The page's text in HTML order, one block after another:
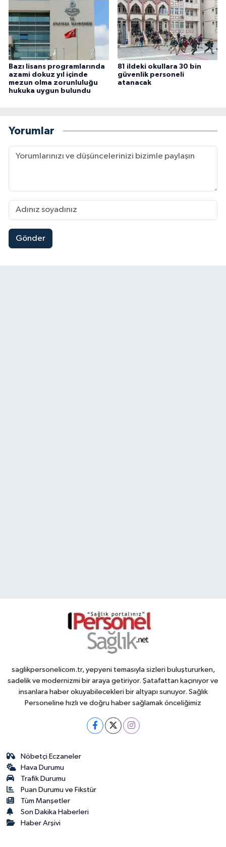
Bazı lisans programlarında
azami dokuz yıl içinde
mezun olma zorunluluğu
hukuka uygun bulundu
81 ildeki okullara 30 bin
güvenlik personeli
atanacak
Yorumlar
Gönder
saglikpersonelicom.tr, yepyeni temasıyla sizleri buluştururken,
sadelik ve modernizmi bir araya getiriyor. Şatafattan kaçınıyor ve
insanlara haber okuyabilecekleri bir altyapı sunuyor. Sağlık
Personeline hızlı ve doğru haber sağlamak önceliğimiz
Nöbetçi Eczaneler
Hava Durumu
Trafik Durumu
Puan Durumu ve Fikstür
Tüm Manşetler
Son Dakika Haberleri
Haber Arşivi